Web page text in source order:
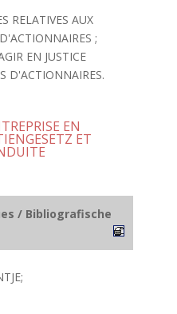
RELATIVES AUX
;
EN JUSTICE
D'ACTIONNAIRES.
EN
ET
/ Bibliografische